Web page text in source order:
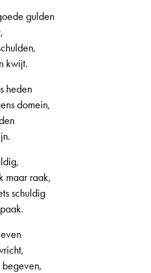
gulden
kwijt.
heden
domein,
maar raak,
schuldig